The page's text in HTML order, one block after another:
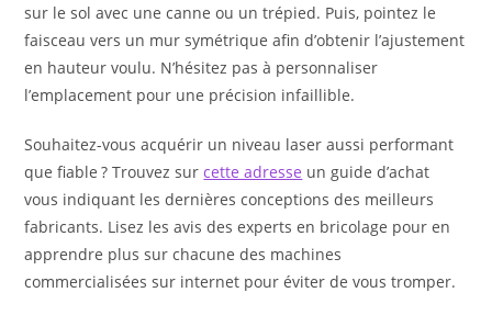
sur le sol avec une canne ou un trépied. Puis, pointez le
faisceau vers un mur symétrique afin d’obtenir l’ajustement
en hauteur voulu. N’hésitez pas à personnaliser
l’emplacement pour une précision infaillible.
Souhaitez-vous acquérir un niveau laser aussi performant
que fiable ? Trouvez surcette adresse un guide d’achat
vous indiquant les dernières conceptions des meilleurs
fabricants. Lisez les avis des experts en bricolage pour en
apprendre plus sur chacune des machines
commercialisées sur internet pour éviter de vous tromper.